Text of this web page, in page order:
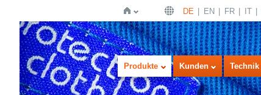
Startseite
DE EN FR IT
Produkte Kunden Technik